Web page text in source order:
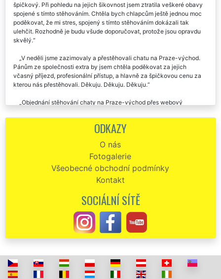
špičkový. Při pohledu na jejich šikovnost jsem ztratila veškeré obavy
spojené s tímto stěhováním. Chtěla bych chlapcům ještě jednou moc
poděkovat, že mi stres, spojený s tímto stěhováním dokázali tak
ulehčit. Rozhodně je budu všude doporučovat, protože jsou opravdu
skvělý.
V neděli jsme zazimovaly a přestěhovali chatu na Praze-východ.
Pánům ze společnosti extra by jsem chtěla poděkovat za jejich
včasný příjezd, profesionální přístup, a hlavně za špičkovou cenu za
kterou nás přestěhovali. Děkuju. Děkuju. Děkuju.
Objednání stěhování chaty na Praze-východ přes webový
ozvali během 0,5 hod. Samotné stěhování chaty proběhlo naprosto
Společnost EXTRA STĚHOVÁNÍ nám zajišťovala vystěhování nově
zakoupené zemědělské usedlosti na Praze-východ. Profesionální a
vřelý přístup všech zaměstnanců této společnosti bych ohodnotil na
EXTRA SLUŽBY. S jejich prací jsme byli maximálně spokojeni.
Chtěla bych poděkovat pánům ze společnosti EXTRA STĚHOVÁNÍ
za jejich včerejší, špičkově odvedenou práci při stěhování mé chaty
na Praze-východ. Moc moc děkuji, každopádně doporučuji.
ODKAZY
O nás
Fotogalerie
Všeobecné obchodní podmínky
Kontakt
SOCIÁLNÍ SÍTĚ